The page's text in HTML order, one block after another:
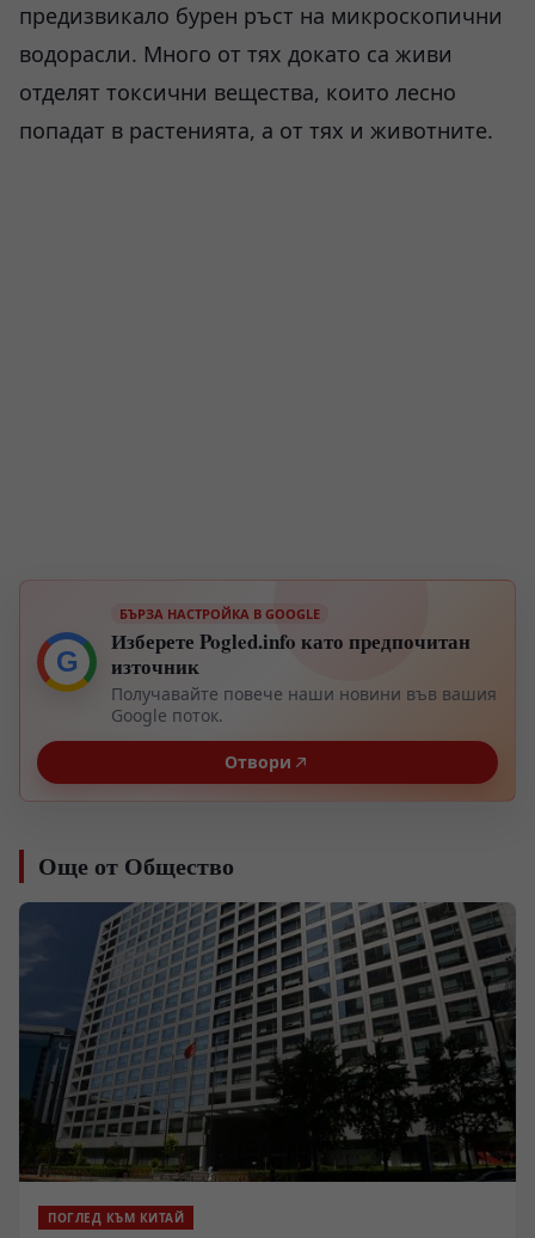
предизвикало бурен ръст на микроскопични
водорасли. Много от тях докато са живи
отделят токсични вещества, които лесно
попадат в растенията, а от тях и животните.
G
БЪРЗА НАСТРОЙКА В GOOGLE
Изберете Pogled.info като предпочитан
източник
Получавайте повече наши новини във вашия
Google поток.
Отвори
Още от Общество
ПОГЛЕД КЪМ КИТАЙ